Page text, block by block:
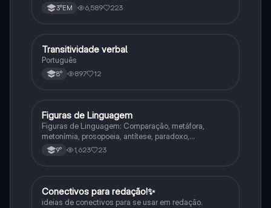
3°EM 6,589 223
Português
Transitividade verbal
Português
8° 897 12
Português
Figuras de Linguagem
Figuras de Linguagem: Comparação, metáfora,
metonímia, prosopoeia, antítese, paradoxo,
eufemismo, hipérbole e onomatopeia
9° 1,623 23
Português
Conectivos para redação!✨
ideias de conectivos para se usar em redação.